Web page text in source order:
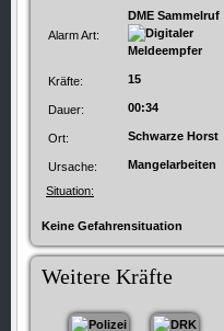
Alarm Art:
DME Sammelruf
Kräfte: 15
Dauer: 00:34
Ort: Schwarze Horst
Ursache:
Mangelarbeiten
Situation:
Keine Gefahrensituation
Weitere Kräfte